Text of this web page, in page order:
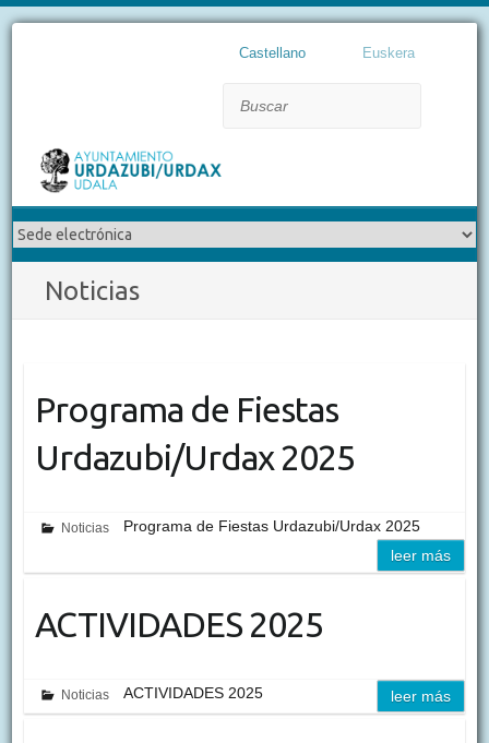
Castellano Euskera
Noticias
Programa de Fiestas
Urdazubi/Urdax 2025
Noticias
Programa de Fiestas Urdazubi/Urdax 2025
leer más
ACTIVIDADES 2025
Noticias ACTIVIDADES 2025 leer más